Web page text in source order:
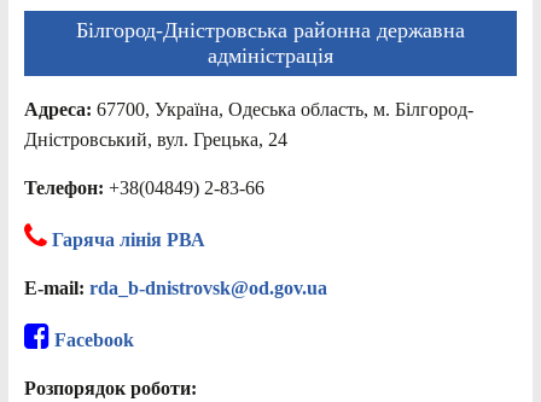
Білгород-Дністровська районна державна
адміністрація
Адреса: 67700, Україна, Одеська область, м. Білгород-
Дністровський, вул. Грецька, 24
Телефон: +38(04849) 2-83-66
Гаряча лінія РВА
E-mail: rda_b-dnistrovsk@od.gov.ua
Facebook
Розпорядок роботи: